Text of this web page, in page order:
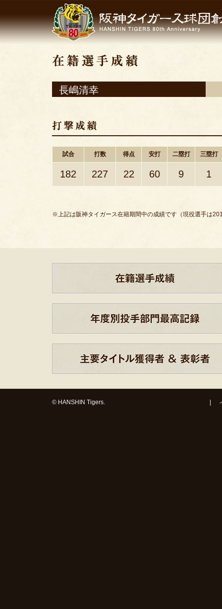
長嶋清幸
試合 打数 得点 安打 二塁打 三塁打
182 227 22 60 9 1
※上記は阪神タイガース在籍期間中の成績です（現役選手は
© HANSHIN Tigers.